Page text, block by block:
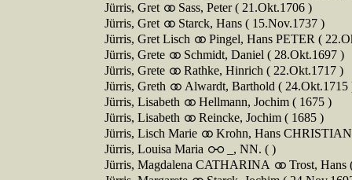
Jürris, Gret
Sass, Peter ( 21.Okt.1706 )
Jürris, Gret
Starck, Hans ( 15.Nov.1737 )
Jürris, Gret Lisch
Pingel, Hans PETER (
Jürris, Grete
Schmidt, Daniel ( 28.Okt.1697 )
Jürris, Grete
Rathke, Hinrich ( 22.Okt.1717 )
Jürris, Greth
Alwardt, Barthold ( 24.Okt.1715
Jürris, Lisabeth
Hellmann, Jochim ( 1675 )
Jürris, Lisabeth
Reincke, Jochim ( 1685 )
Jürris, Lisch Marie
Krohn, Hans
Jürris, Louisa Maria
_, NN. ( )
Jürris, Magdalena CATHARINA
Trost, Hans